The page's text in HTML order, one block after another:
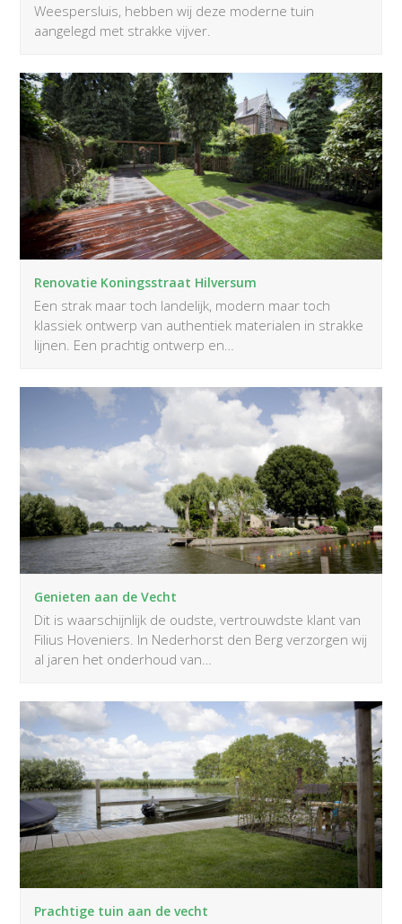
Weespersluis, hebben wij deze moderne tuin
aangelegd met strakke vijver.
Renovatie Koningsstraat Hilversum
Een strak maar toch landelijk, modern maar toch
klassiek ontwerp van authentiek materialen in strakke
lijnen. Een prachtig ontwerp en…
Genieten aan de Vecht
Dit is waarschijnlijk de oudste, vertrouwdste klant van
Filius Hoveniers. In Nederhorst den Berg verzorgen wij
al jaren het onderhoud van…
Prachtige tuin aan de vecht